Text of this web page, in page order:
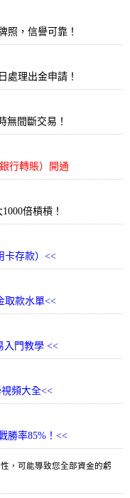
照，信譽可靠！
處理出金申請！
無間斷交易！
行轉賬）開通
1000倍槓槓！
存款） <<
取款水單<<
入門教學 <<
頻大全<<
勝率85%！ <<
，可能導致您全部資金的虧